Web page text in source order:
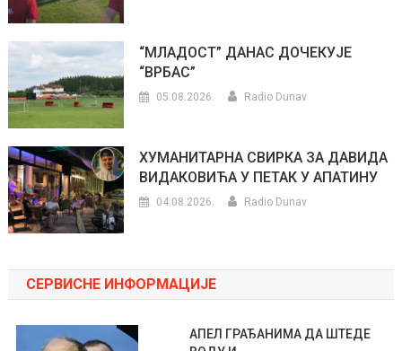
“МЛАДОСТ” ДАНАС ДОЧЕКУЈЕ
“ВРБАС”
05.08.2026. Radio Dunav
ХУМАНИТАРНА СВИРКА ЗА ДАВИДА
ВИДАКОВИЋА У ПЕТАК У АПАТИНУ
04.08.2026. Radio Dunav
СЕРВИСНЕ ИНФОРМАЦИЈЕ
АПЕЛ ГРАЂАНИМА ДА ШТЕДЕ